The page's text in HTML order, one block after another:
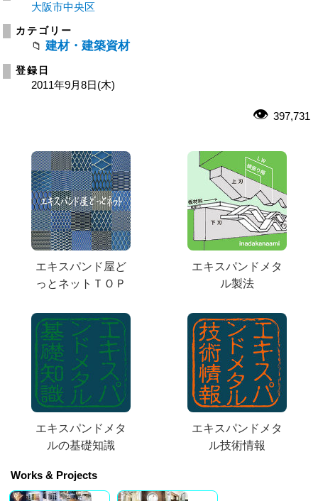
大阪市中央区
カテゴリー
建材・建築資材
登録日
2011年9月8日(木)
397,731
エキスパンド屋ど
っとネットＴＯＰ
エキスパンドメタ
ル製法
エキスパンドメタ
ルの基礎知識
エキスパンドメタ
ル技術情報
Works & Projects